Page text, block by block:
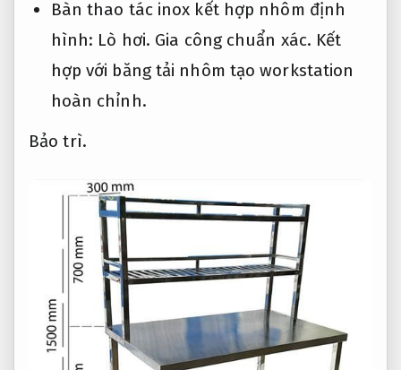
Bàn thao tác inox kết hợp nhôm định
hình: Lò hơi. Gia công chuẩn xác. Kết
hợp với băng tải nhôm tạo workstation
hoàn chỉnh.
Bảo trì.